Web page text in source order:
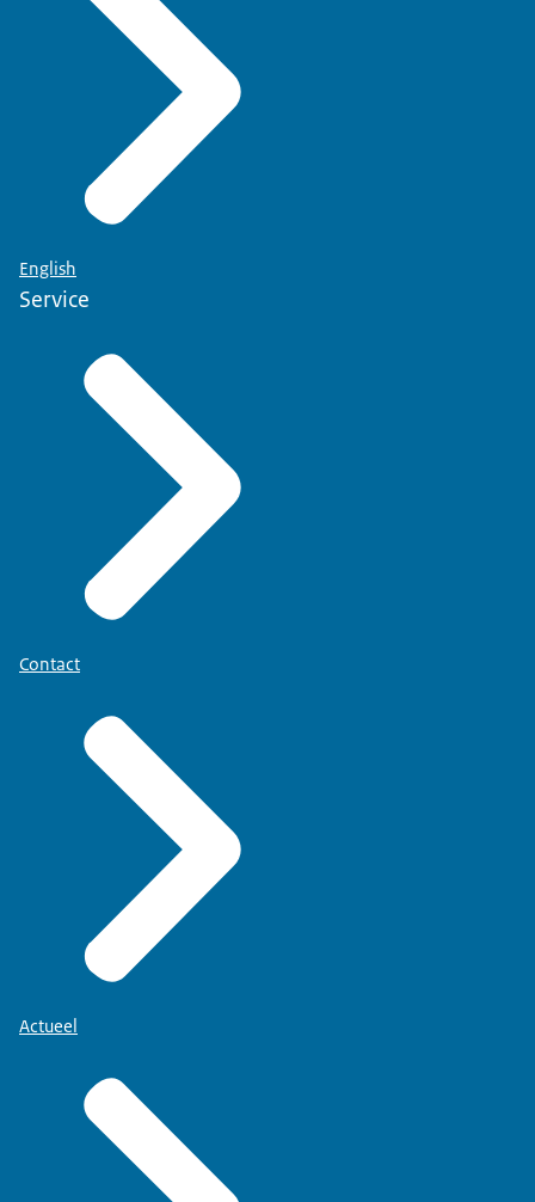
English
Service
Contact
Actueel